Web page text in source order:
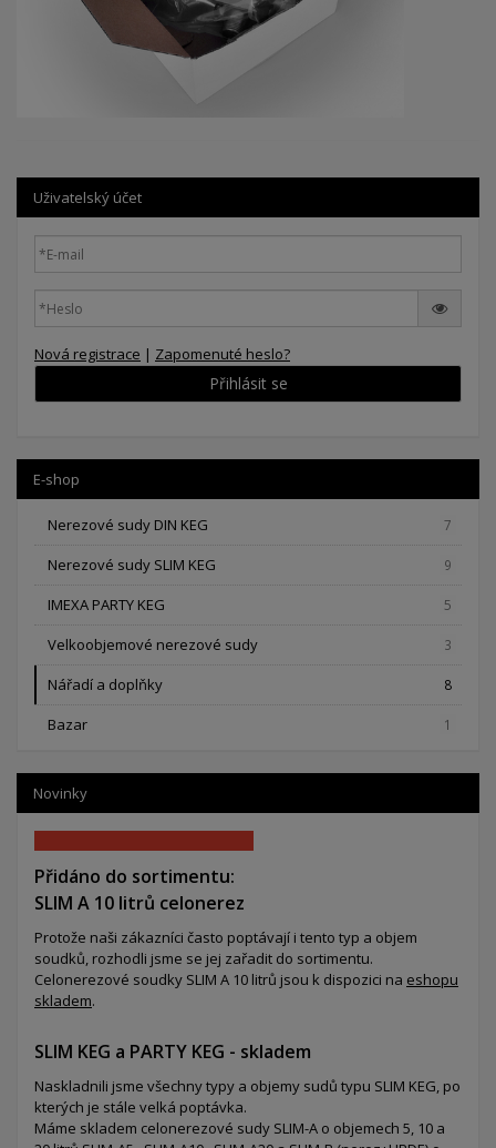
Uživatelský účet
Nová registrace | Zapomenuté heslo?
Přihlásit se
E-shop
Nerezové sudy DIN KEG 7
Nerezové sudy SLIM KEG 9
IMEXA PARTY KEG 5
Velkoobjemové nerezové sudy 3
Nářadí a doplňky 8
Bazar 1
Novinky
Přidáno do sortimentu:
SLIM A 10 litrů celonerez
Protože naši zákazníci často poptávají i tento typ a objem
soudků, rozhodli jsme se jej zařadit do sortimentu.
Celonerezové soudky SLIM A 10 litrů jsou k dispozici na eshopu
skladem.
SLIM KEG a PARTY KEG - skladem
Naskladnili jsme všechny typy a objemy sudů typu SLIM KEG, po
kterých je stále velká poptávka.
Máme skladem celonerezové sudy SLIM-A o objemech 5, 10 a